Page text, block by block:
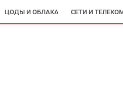
ЦОДЫ И ОБЛАКА СЕТИ И